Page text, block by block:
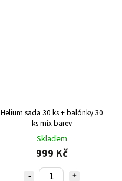
Helium sada 30 ks + balónky 30
ks mix barev
Skladem
999 Kč